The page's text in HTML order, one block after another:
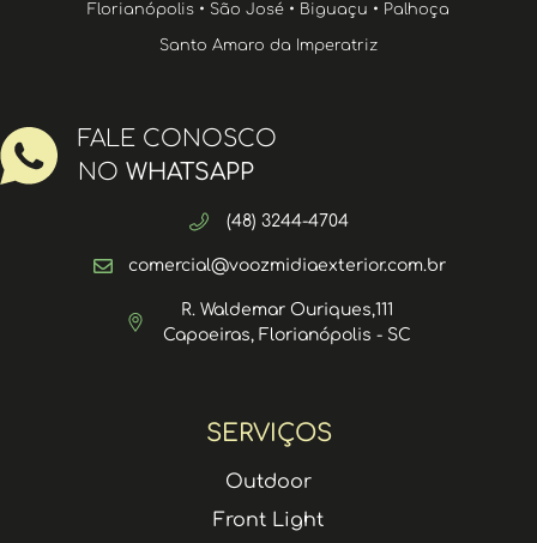
SERVIÇOS
Outdoor
Front Light
Florianópolis • São José • Biguaçu • Palhoça
Santo Amaro da Imperatriz
FALE CONOSCO
NO WHATSAPP
(48) 3244-4704
comercial@voozmidiaexterior.com.br
R. Waldemar Ouriques,111
Capoeiras, Florianópolis - SC